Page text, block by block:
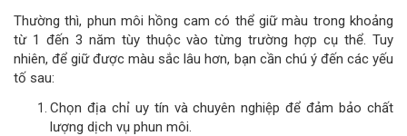
Thường thì, phun môi hồng cam có thể giữ màu trong khoảng
từ 1 đến 3 năm tùy thuộc vào từng trường hợp cụ thể. Tuy
nhiên, để giữ được màu sắc lâu hơn, bạn cần chú ý đến các yếu
tố sau:
Chọn địa chỉ uy tín và chuyên nghiệp để đảm bảo chất
lượng dịch vụ phun môi.